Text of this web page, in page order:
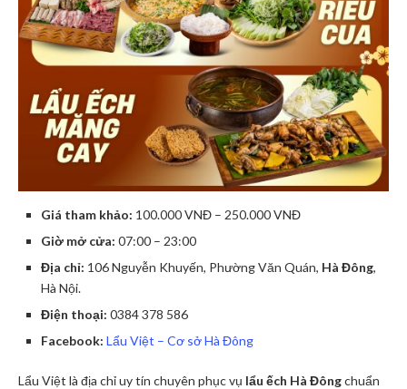
Giá tham khảo: 100.000 VNĐ – 250.000 VNĐ
Giờ mở cửa: 07:00 – 23:00
Địa chỉ: 106 Nguyễn Khuyến, Phường Văn Quán, Hà Đông,
Hà Nội.
Điện thoại: 0384 378 586
Facebook: Lẩu Việt – Cơ sở Hà Đông
Lẩu Việt là địa chỉ uy tín chuyên phục vụ lẩu ếch Hà Đôngchuẩn